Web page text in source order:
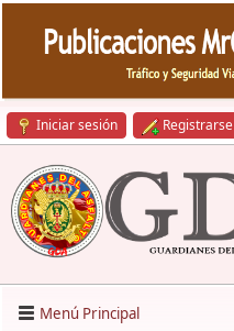
Iniciar sesión Registrarse
Menú Principal